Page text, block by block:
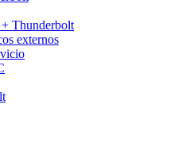
Thunderbolt
externos